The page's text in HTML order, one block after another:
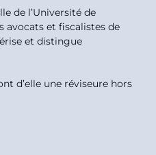
de l’Université de
avocats et fiscalistes de
et distingue
d’elle une réviseure hors